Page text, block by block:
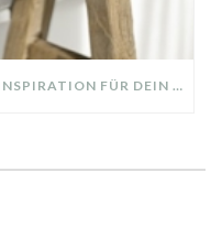
SCHLAFZIMMER MAKEOVER – INSPIRATION FÜR DEIN SCHLAFZIMMER: AUS ALT MACH NEU – HELL, GEMÜTLICH UND EINLADEND